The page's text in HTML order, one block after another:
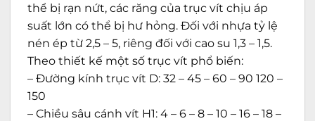
thể bị rạn nứt, các răng của trục vít chịu áp
suất lớn có thể bị hư hỏng. Đối với nhựa tỷ lệ
nén ép từ 2,5 – 5, riêng đối với cao su 1,3 – 1,5.
Theo thiết kế một số trục vít phổ biến:
– Đường kính trục vít D: 32 – 45 – 60 – 90 120 –
150
– Chiều sâu cánh vít H1: 4 – 6 – 8 – 10 – 16 – 18 –